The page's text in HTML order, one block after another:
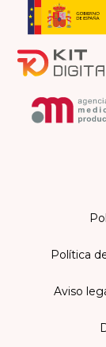
Política
Aviso